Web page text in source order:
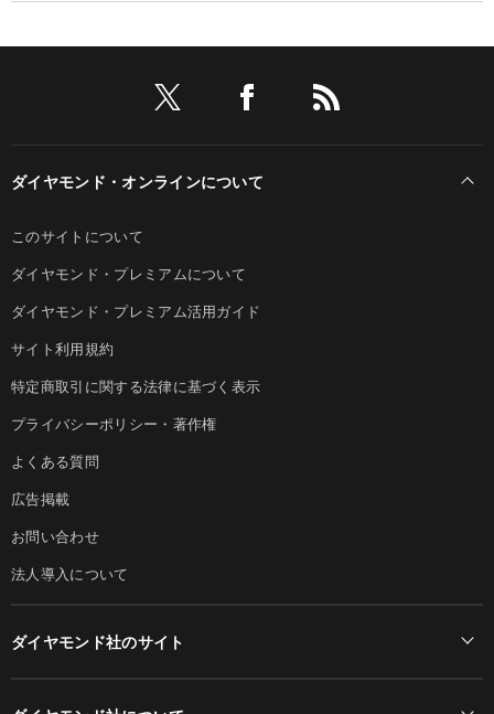
ダイヤモンド・オンラインについて
このサイトについて
ダイヤモンド・プレミアムについて
ダイヤモンド・プレミアム活用ガイド
サイト利用規約
特定商取引に関する法律に基づく表示
プライバシーポリシー・著作権
よくある質問
広告掲載
お問い合わせ
法人導入について
ダイヤモンド社のサイト